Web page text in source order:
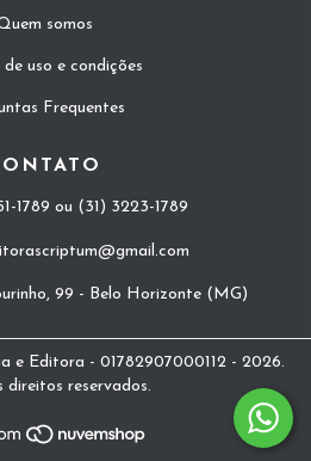
somos
de uso e condições
Frequentes
1789 ou (31) 3223-1789
99 - Belo Horizonte (MG)
e Editora - 01782907000112 - 2026.
direitos reservados.